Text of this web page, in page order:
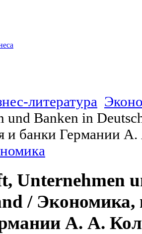
литература
und Banken in
и банки Германии
Unternehmen
/ Экономика,
А. А.